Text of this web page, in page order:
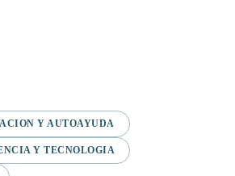
Y AUTOAYUDA
Y TECNOLOGIA